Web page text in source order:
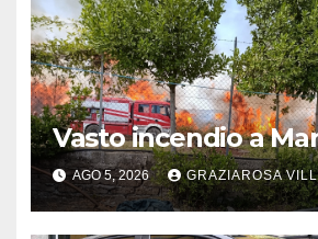
Vasto incendio a
AGO 5, 2026 GRAZIAROSA